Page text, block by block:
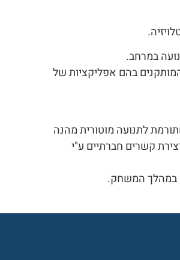
בהם אפליקציות של
לתנועה מוטורית מהנה
קשרים חברתיים ע"י
במהלך המשחק.